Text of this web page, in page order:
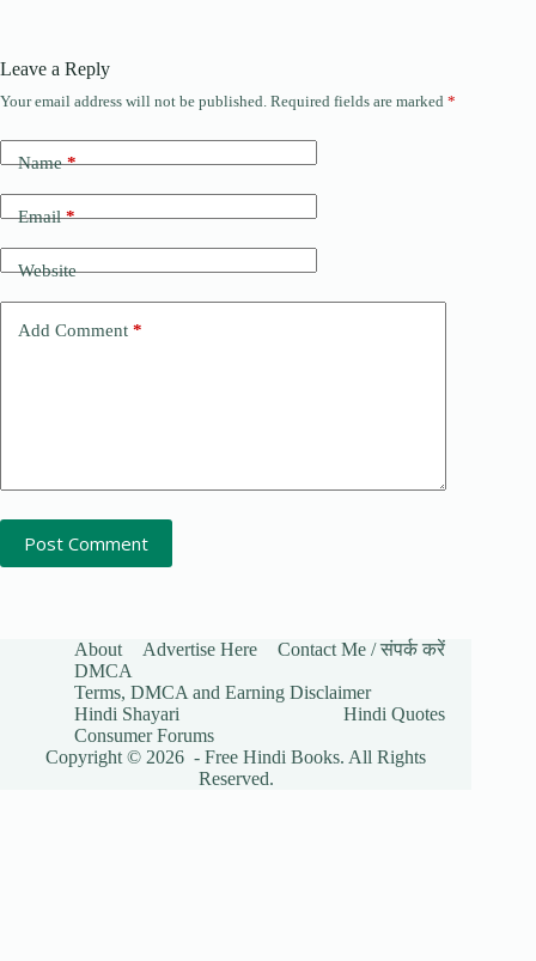
Leave a Reply
Your email address will not be published. Required fields are marked *
Name*
Email*
Website
Add Comment *
Post Comment
About Advertise Here
Contact Me / संपर्क करें
DMCA
Terms, DMCA and Earning Disclaimer
Hindi Shayari
Hindi Quotes
Consumer Forums
Copyright © 2026 - Free Hindi Books. All Rights
Reserved.